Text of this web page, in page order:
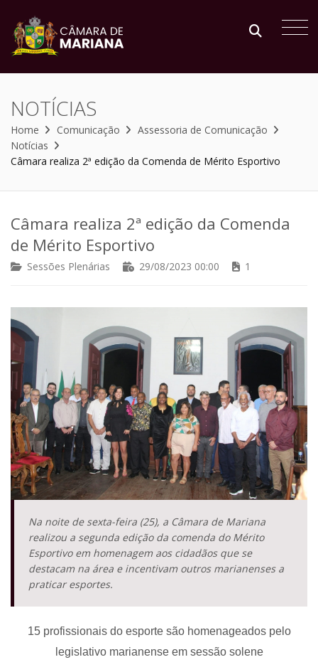
NOTÍCIAS
Home Comunicação
Assessoria de Comunicação
Notícias
Câmara realiza 2ª edição da Comenda de Mérito Esportivo
Câmara realiza 2ª edição da Comenda
de Mérito Esportivo
Sessões Plenárias 29/08/2023 00:00 1
Na noite de sexta-feira (25), a Câmara de Mariana
realizou a segunda edição da comenda do Mérito
Esportivo em homenagem aos cidadãos que se
destacam na área e incentivam outros marianenses a
praticar esportes.
15 profissionais do esporte são homenageados pelo
legislativo marianense em sessão solene